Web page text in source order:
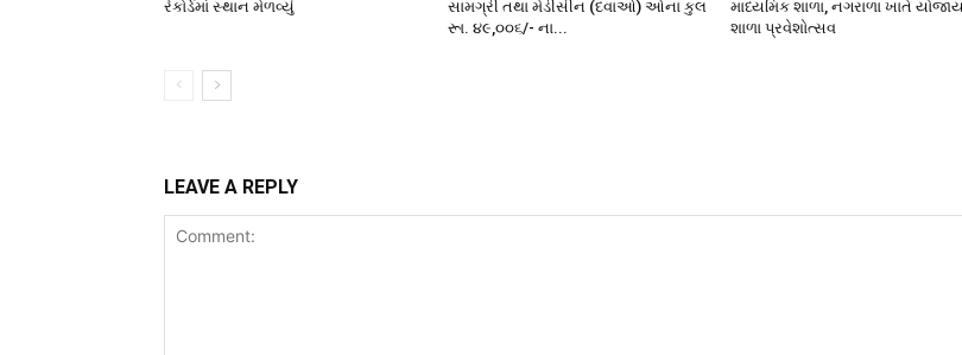
રેકોર્ડમાં સ્થાન મેળવ્યું
સામગ્રી તથા મેડીસીન (દવાઓ) ઓના કુલ
રૂા. ૪૯,૦૦૬/- ના...
માધ્યમિક શાળા, નગરાળા ખાતે
શાળા પ્રવેશોત્સવ
LEAVE A REPLY